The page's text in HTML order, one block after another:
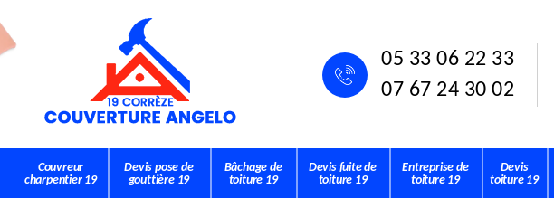
05 33 06 22 33
07 67 24 30 02
Couvreur
charpentier 19
Devis pose de
gouttière 19
Bâchage de
toiture 19
Devis fuite de
toiture 19
Entreprise de
toiture 19
Devis
toiture 19